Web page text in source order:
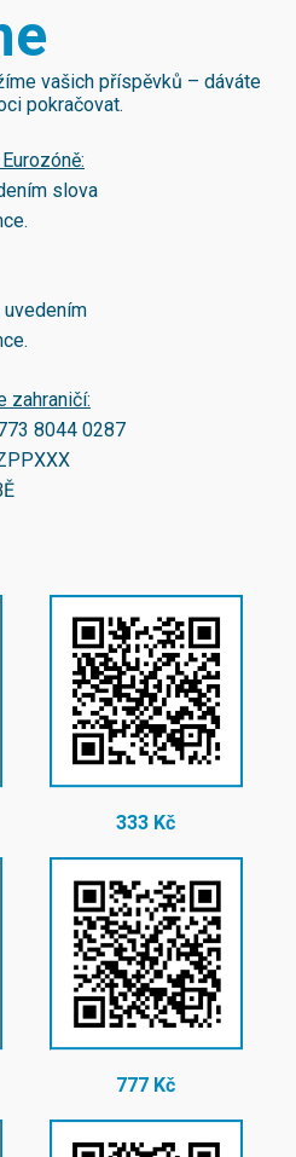
vašich příspěvků – dáváte
pokračovat.
slova
uvedením
zahraničí:
8044 0287
333 Kč
777 Kč